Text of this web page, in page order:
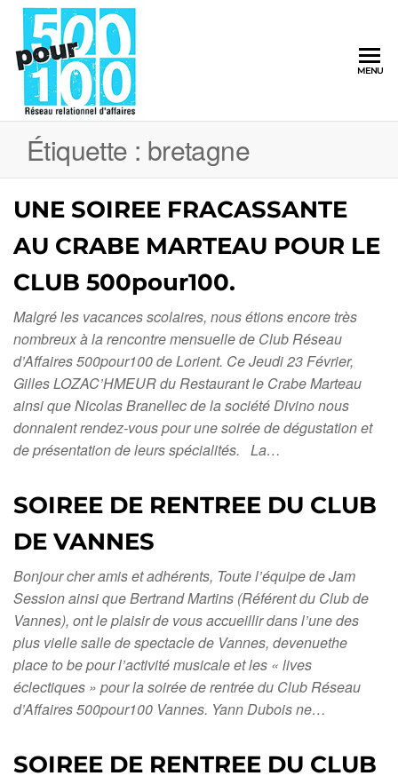
MENU
Étiquette : bretagne
UNE SOIREE FRACASSANTE
AU CRABE MARTEAU POUR LE
CLUB 500pour100.
Malgré les vacances scolaires, nous étions encore très
nombreux à la rencontre mensuelle de Club Réseau
d’Affaires 500pour100 de Lorient. Ce Jeudi 23 Février,
Gilles LOZAC’HMEUR du Restaurant le Crabe Marteau
ainsi que Nicolas Branellec de la société Divino nous
donnaient rendez-vous pour une soirée de dégustation et
de présentation de leurs spécialités. La…
SOIREE DE RENTREE DU CLUB
DE VANNES
Bonjour cher amis et adhérents, Toute l’équipe de Jam
Session ainsi que Bertrand Martins (Référent du Club de
Vannes), ont le plaisir de vous accueillir dans l’une des
plus vielle salle de spectacle de Vannes, devenuethe
place to be pour l’activité musicale et les « lives
éclectiques » pour la soirée de rentrée du Club Réseau
d’Affaires 500pour100 Vannes. Yann Dubois ne…
SOIREE DE RENTREE DU CLUB